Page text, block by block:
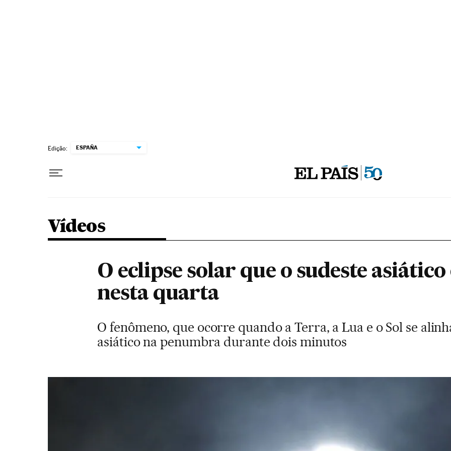
Edição: ESPAÑA
Vídeos
O eclipse solar que o sudeste
nesta quarta
O fenômeno, que ocorre quando a Terra, a Lua e o Sol se
asiático na penumbra durante dois minutos